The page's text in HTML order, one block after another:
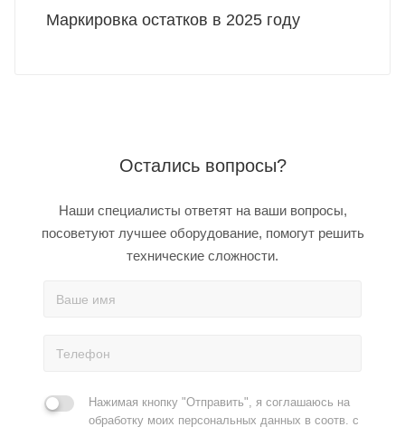
Маркировка остатков в 2025 году
Остались вопросы?
Наши специалисты ответят на ваши вопросы,
посоветуют лучшее оборудование, помогут решить
технические сложности.
Нажимая кнопку "Отправить", я соглашаюсь на
обработку моих персональных данных в соотв. с